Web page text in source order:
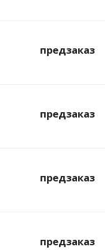
предзаказ
предзаказ
предзаказ
предзаказ